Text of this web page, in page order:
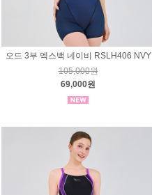
오드 3부 엑스백 네이비 RSLH406 NVY
105,000원
69,000원